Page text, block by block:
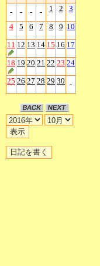
- - - - 1 2 3
4 5 6 7 8 9 10
11 12 13 14 15 16 17
18 19 20 21 22 23 24
25 26 27 28 29 30 -